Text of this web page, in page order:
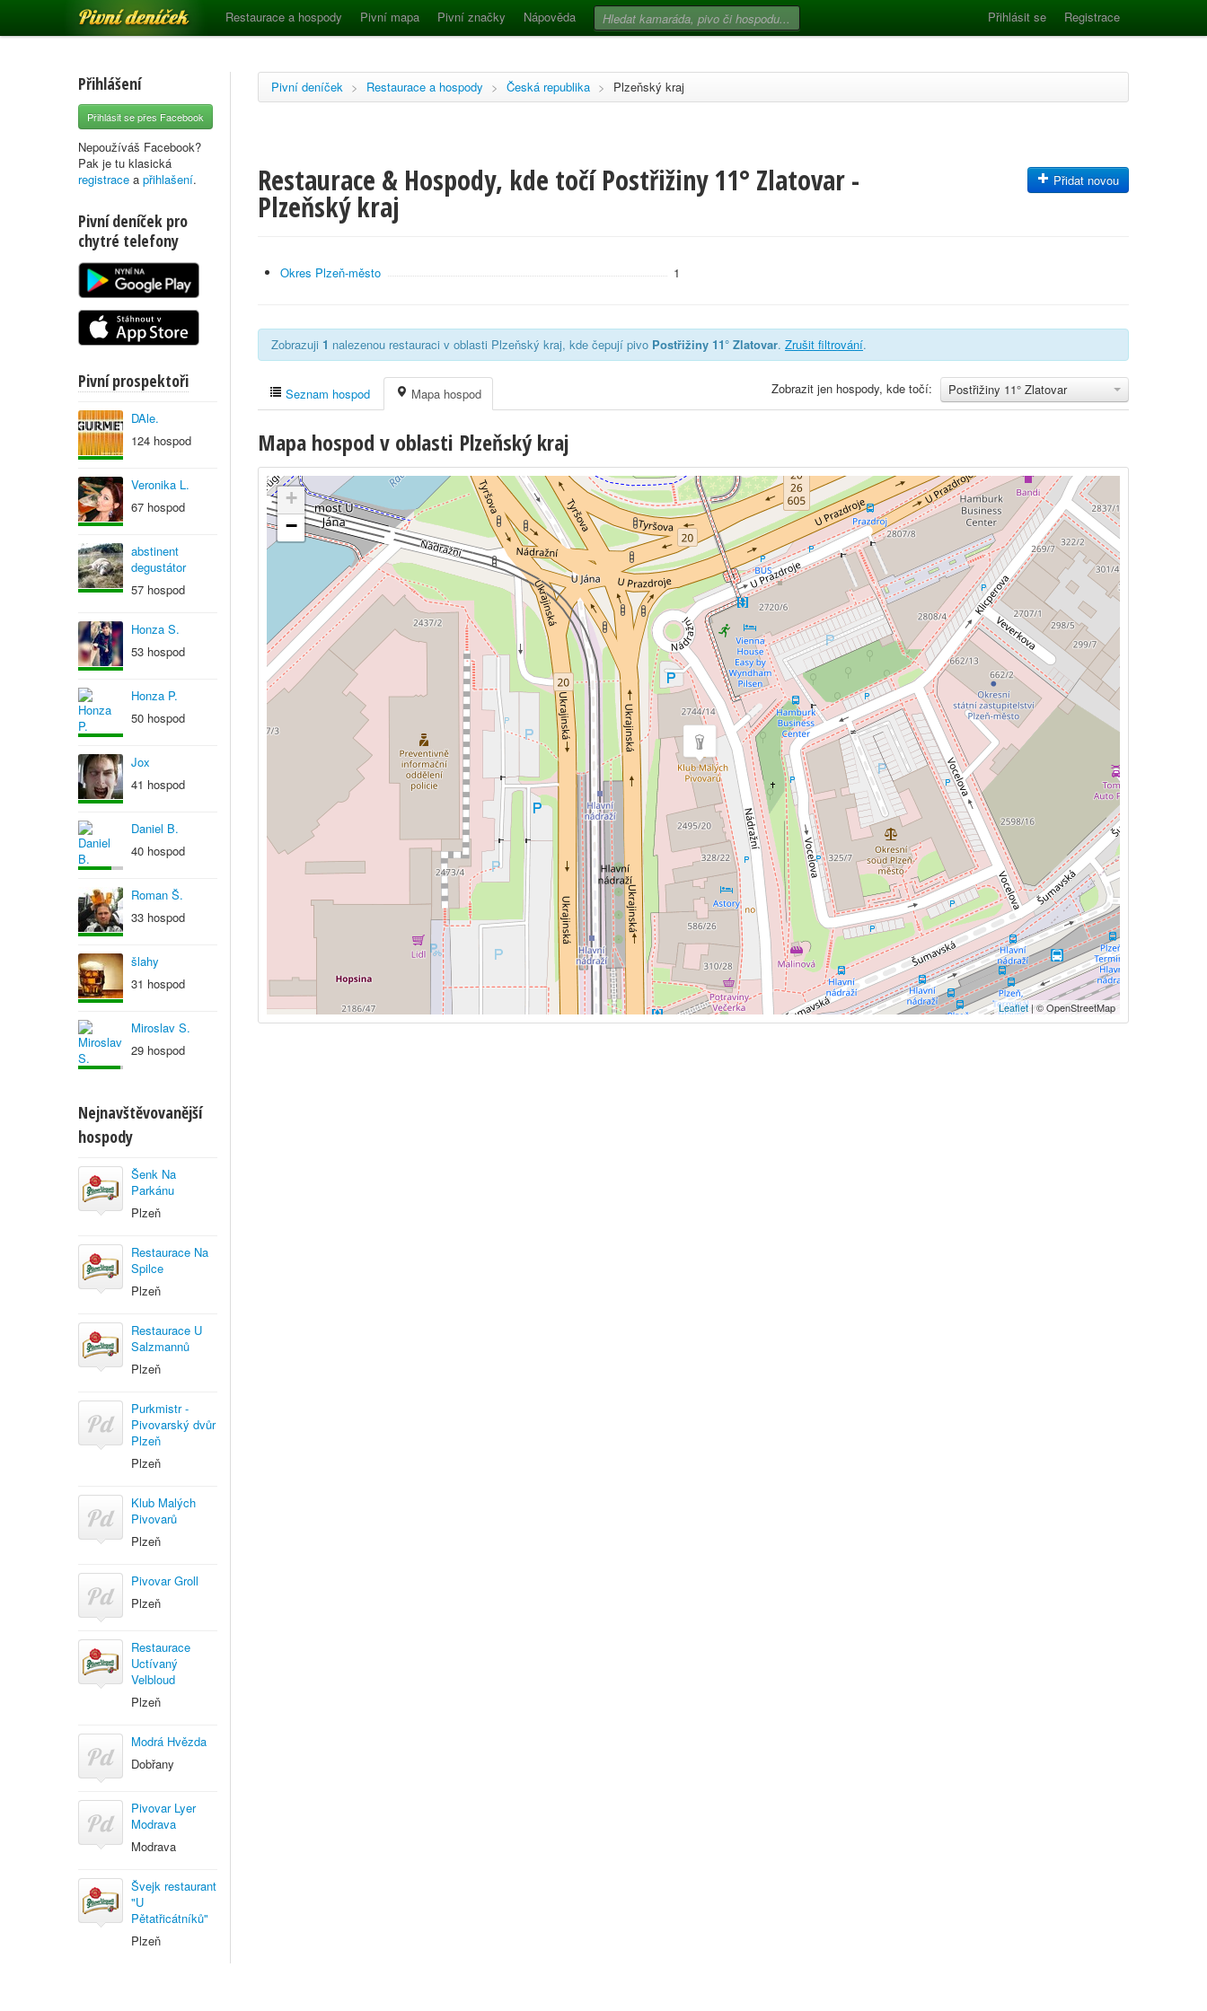
Pivní deníček Restaurace a hospody Pivní mapa Pivní značky Nápověda Přihlásit se Registrace
Přihlášení
Přihlásit se přes Facebook
Nepoužíváš Facebook?
Pak je tu klasická
registrace a přihlašení.
Pivní deníček pro
chytré telefony
Pivní prospektoři
DAle.
124 hospod
Veronika L.
67 hospod
abstinent
degustátor
57 hospod
Honza S.
53 hospod
Honza P.
50 hospod
Jox
41 hospod
Daniel B.
40 hospod
Roman Š.
33 hospod
šlahy
31 hospod
Miroslav S.
29 hospod
Nejnavštěvovanější
hospody
Šenk Na
Parkánu
Plzeň
Restaurace Na
Spilce
Plzeň
Restaurace U
Salzmannů
Plzeň
Purkmistr -
Pivovarský dvůr
Plzeň
Plzeň
Klub Malých
Pivovarů
Plzeň
Pivovar Groll
Plzeň
Restaurace
Uctívaný
Velbloud
Plzeň
Modrá Hvězda
Dobřany
Pivovar Lyer
Modrava
Modrava
Švejk restaurant
"U
Pětatřicátníků"
Plzeň
Pivní deníček > Restaurace a hospody > Česká republika > Plzeňský kraj
Restaurace & Hospody, kde točí Postřižiny 11° Zlatovar -
Plzeňský kraj
Přidat novou
Okres Plzeň-město 1
Zobrazuji 1 nalezenou restauraci v oblasti Plzeňský kraj, kde čepují pivo Postřižiny 11° Zlatovar. Zrušit filtrování.
Postřižiny 11° Zlatovar
Zobrazit jen hospody, kde točí:
Seznam hospod Mapa hospod
Mapa hospod v oblasti Plzeňský kraj
+
−
Leaflet | © OpenStreetMap